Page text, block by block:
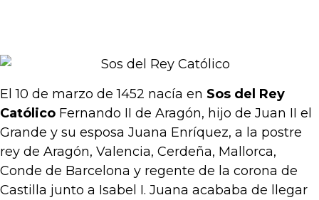
El 10 de marzo de 1452 nacía en Sos del Rey
Católico Fernando II de Aragón, hijo de Juan II el
Grande y su esposa Juana Enríquez, a la postre
rey de Aragón, Valencia, Cerdeña, Mallorca,
Conde de Barcelona y regente de la corona de
Castilla junto a Isabel I. Juana acababa de llegar